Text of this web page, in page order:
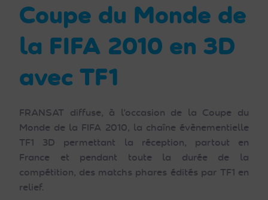
Coupe du Monde de
la FIFA 2010 en 3D
avec TF1
FRANSAT diffuse, à l’occasion de la Coupe du
Monde de la FIFA 2010, la chaîne évènementielle
TF1 3D permettant la réception, partout en
France et pendant toute la durée de la
compétition, des matchs phares édités par TF1 en
relief.